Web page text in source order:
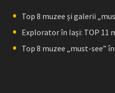
Top 8 muzee și galerii
Explorator în Iași: TOP 11
Top 8 muzee „must-see”